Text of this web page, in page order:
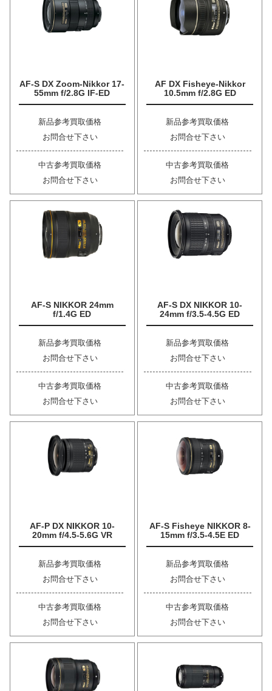
AF-S DX Zoom-Nikkor 17-
55mm f/2.8G IF-ED
新品参考買取価格
お問合せ下さい
中古参考買取価格
お問合せ下さい
AF DX Fisheye-Nikkor
10.5mm f/2.8G ED
新品参考買取価格
お問合せ下さい
中古参考買取価格
お問合せ下さい
AF-S NIKKOR 24mm
f/1.4G ED
新品参考買取価格
お問合せ下さい
中古参考買取価格
お問合せ下さい
AF-S DX NIKKOR 10-
24mm f/3.5-4.5G ED
新品参考買取価格
お問合せ下さい
中古参考買取価格
お問合せ下さい
AF-P DX NIKKOR 10-
20mm f/4.5-5.6G VR
新品参考買取価格
お問合せ下さい
中古参考買取価格
お問合せ下さい
AF-S Fisheye NIKKOR 8-
15mm f/3.5-4.5E ED
新品参考買取価格
お問合せ下さい
中古参考買取価格
お問合せ下さい